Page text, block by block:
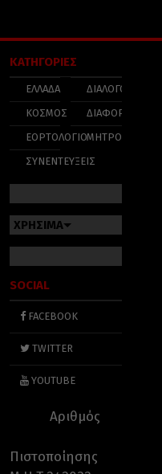
ΚΑΤΗΓΟΡΙΕΣ
ΕΛΛΑΔΑ
ΚΟΣΜΟΣ
ΕΟΡΤΟΛΟΓΙΟ
ΣΥΝΕΝΤΕΥΞΕΙΣ
ΔΙΑΛΟΓΟΣ
ΔΙΑΦΟΡΑ
ΜΗΤΡΟΠΟΛΕΙΣ
ΧΡΗΣΙΜΑ
SOCIAL
FACEBOOK
TWITTER
YOUTUBE
Αριθμός
Πιστοποίησης